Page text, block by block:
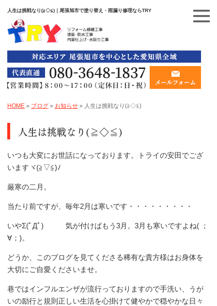
人生は挑戦なり(≧◇≦)｜尾張旭市で塗り替え・雨漏り修理ならTRY
HOME » ブログ » お知らせ » 人生は挑戦なり(≧◇≦)
人生は挑戦なり(≧◇≦)
いつも大変にお世話になっております。トライの安田でござ
いますヾ(≧▽≦)ﾉ
厳寒の二月。
当たり前ですが、毎年2月は寒いです・・・・・・・・・
いやΣ(ﾟДﾟ) 気が付けばもう3月。3月も寒いですよね( ；
∀；)。
どうか、このブログを見てくださる稀有な貴方様はお身体を
大切にご自愛くださいませ。
巷ではインフルエンザが流行っておりますので手洗い、うが
いの励行と規則正しい生活を心掛けて健やかで穏やかな日々